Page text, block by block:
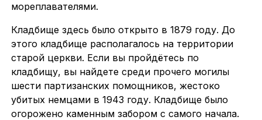
мореплавателями.
Кладбище здесь было открыто в 1879 году. До
этого кладбище располагалось на территории
старой церкви. Если вы пройдётесь по
кладбищу, вы найдете среди прочего могилы
шести партизанских помощников, жестоко
убитых немцами в 1943 году. Кладбище было
огорожено каменным забором с самого начала.